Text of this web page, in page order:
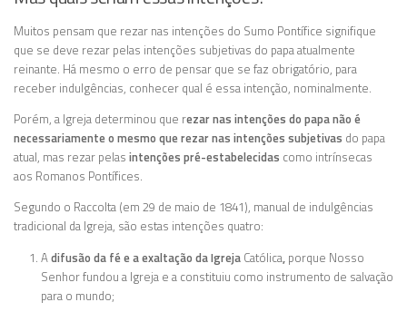
Muitos pensam que rezar nas intenções do Sumo Pontífice signifique
que se deve rezar pelas intenções subjetivas do papa atualmente
reinante. Há mesmo o erro de pensar que se faz obrigatório, para
receber indulgências, conhecer qual é essa intenção, nominalmente.
Porém, a Igreja determinou que rezar nas intenções do papa não é
necessariamente o mesmo que rezar nas intenções subjetivas do papa
atual, mas rezar pelas intenções pré-estabelecidas como intrínsecas
aos Romanos Pontífices.
Segundo o Raccolta (em 29 de maio de 1841), manual de indulgências
tradicional da Igreja, são estas intenções quatro:
Adifusão da fé e a exaltação da Igreja Católica, porque Nosso
Senhor fundou a Igreja e a constituiu como instrumento de salvação
para o mundo;